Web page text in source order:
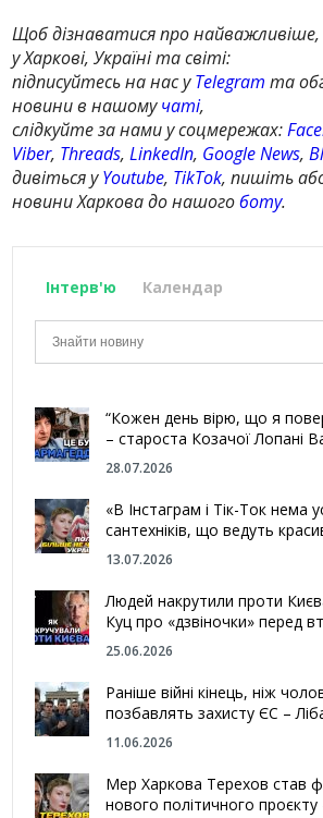
Щоб дізнаватися про найважливіше,
у Харкові, Україні та світі:
підписуйтесь на нас уTelegram та
новини в нашомучаті,
слідкуйте за нами у соцмережах:
Viber, Threads,LinkedIn, Google News,
дивіться уYoutube, TikTok, пишіть
новини Харкова до нашогоботу.
Інтерв'ю Календар
“Кожен день вірю, що я
– староста Козачої Лопані
28.07.2026
«В Інстаграм і Тік-Ток нема
сантехніків, що ведуть
13.07.2026
Людей накрутили проти
Куц про «дзвіночки» перед
25.06.2026
Раніше війні кінець, ніж
позбавлять захисту ЄС –
11.06.2026
Мер Харкова Терехов став
нового політичного проєкту